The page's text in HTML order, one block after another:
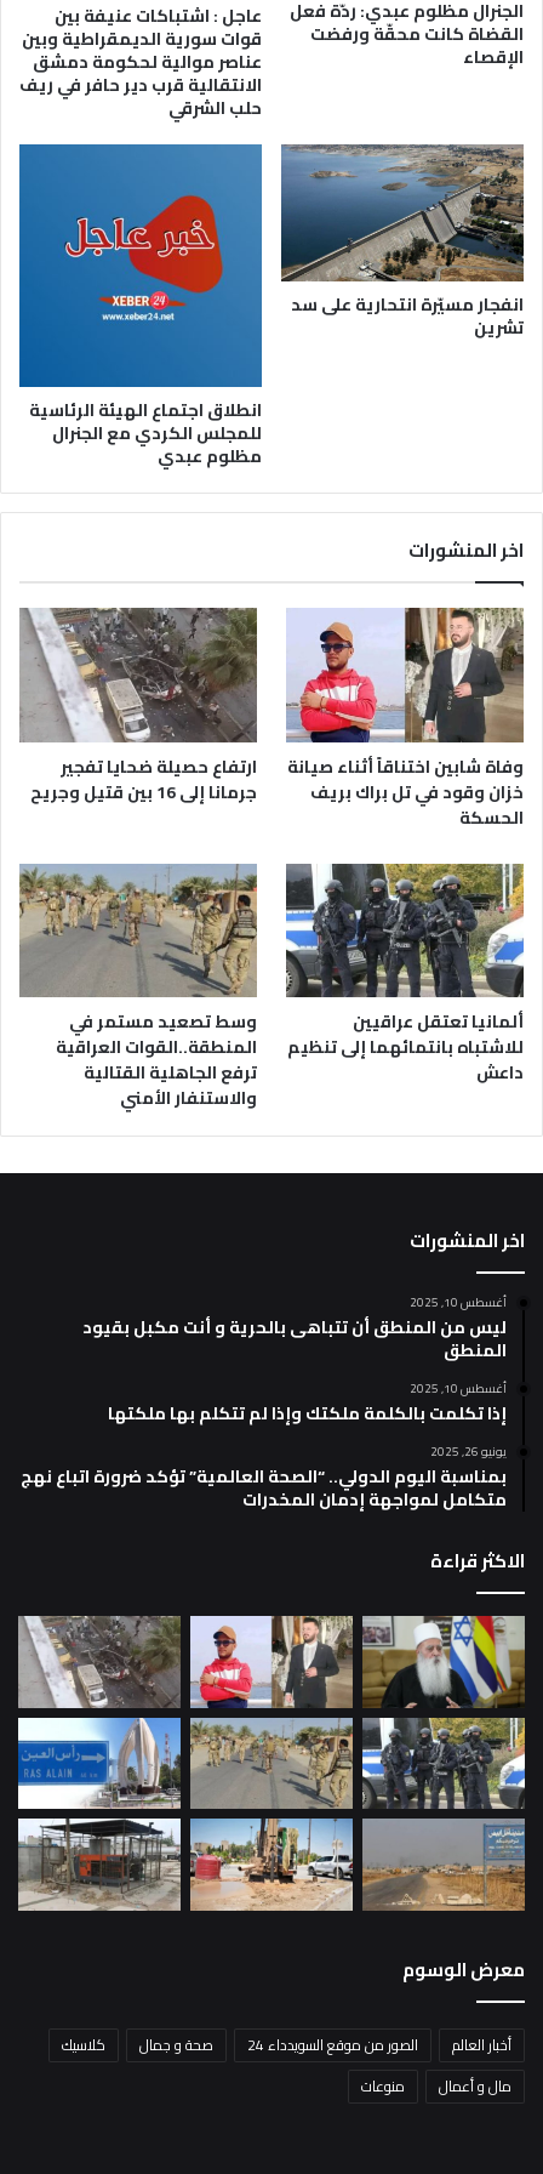
الجنرال مظلوم عبدي: ردّة فعل
القضاة كانت محقّة ورفضت
الإقصاء
عاجل : اشتباكات عنيفة بين
قوات سورية الديمقراطية وبين
عناصر موالية لحكومة دمشق
الانتقالية قرب دير حافر في ريف
حلب الشرقي
انفجار مسيّرة انتحارية على سد
تشرين
انطلاق اجتماع الهيئة الرئاسية
للمجلس الكردي مع الجنرال
مظلوم عبدي
اخر المنشورات
وفاة شابين اختناقاً أثناء صيانة
خزان وقود في تل براك بريف
الحسكة
ارتفاع حصيلة ضحايا تفجير
جرمانا إلى 16 بين قتيل وجريح
ألمانيا تعتقل عراقيين
للاشتباه بانتمائهما إلى تنظيم
داعش
وسط تصعيد مستمر في
المنطقة..القوات العراقية
ترفع الجاهلية القتالية
والاستنفار الأمني
اخر المنشورات
أغسطس 10, 2025
ليس من المنطق أن تتباهى بالحرية و أنت مكبل بقيود
المنطق
أغسطس 10, 2025
إذا تكلمت بالكلمة ملكتك وإذا لم تتكلم بها ملكتها
يونيو 26, 2025
بمناسبة اليوم الدولي.. “الصحة العالمية” تؤكد ضرورة اتباع نهج
متكامل لمواجهة إدمان المخدرات
الاكثر قراءة
معرض الوسوم
أخبار العالم الصور من موقع السويدداء 24 صحة و جمال
كلاسيك
مال و أعمال
منوعات